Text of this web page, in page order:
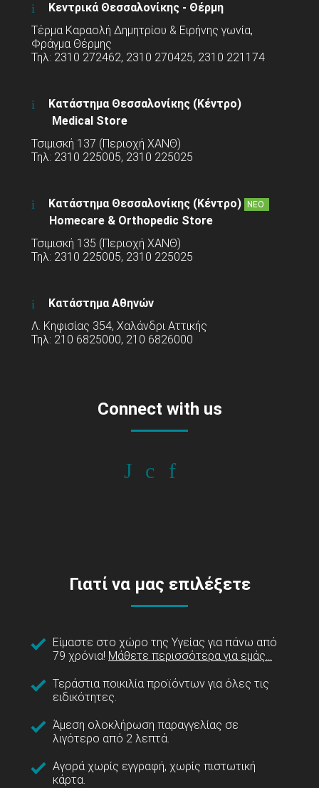
Κεντρικά Θεσσαλονίκης - Θέρμη
Τέρμα Καραολή Δημητρίου & Ειρήνης γωνία,
Φράγμα Θέρμης
Τηλ: 2310 272462, 2310 270425, 2310 221174
Κατάστημα Θεσσαλονίκης (Κέντρο)
Medical Store
Τσιμισκή 137 (Περιοχή ΧΑΝΘ)
Τηλ: 2310 225005, 2310 225025
Κατάστημα Θεσσαλονίκης (Κέντρο) ΝΕΟ
Homecare & Orthopedic Store
Τσιμισκή 135 (Περιοχή ΧΑΝΘ)
Τηλ: 2310 225005, 2310 225025
Κατάστημα Αθηνών
Λ. Κηφισίας 354, Χαλάνδρι Αττικής
Τηλ: 210 6825000, 210 6826000
Connect with us
Γιατί να μας επιλέξετε
Είμαστε στο χώρο της Υγείας για πάνω από
79 χρόνια! Μάθετε περισσότερα για εμάς...
Τεράστια ποικιλία προϊόντων για όλες τις
ειδικότητες.
Άμεση ολοκλήρωση παραγγελίας σε
λιγότερο από 2 λεπτά.
Αγορά χωρίς εγγραφή, χωρίς πιστωτική
κάρτα.